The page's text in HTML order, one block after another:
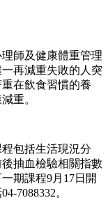
師及健康體重管理
再減重失敗的人突
在飲食習慣的養
重。
包括生活現況分
抽血檢驗相關指數
期課程9月17日開
7088332。